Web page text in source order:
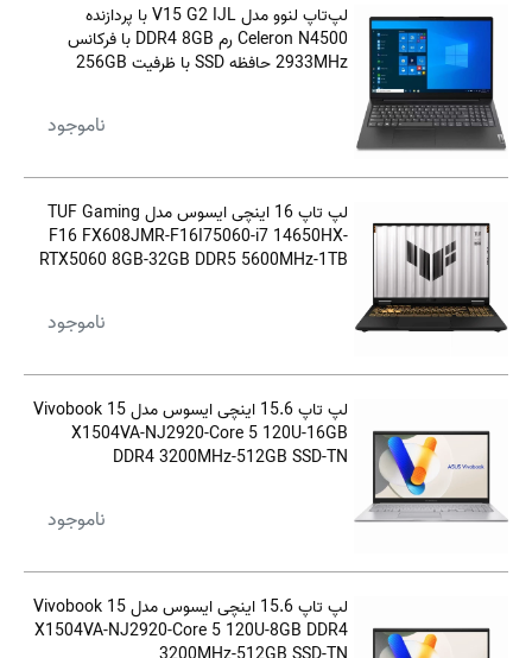
لپ‌تاپ لنوو مدل V15 G2 IJL با پردازنده
Celeron N4500 رم DDR4 8GB با فرکانس
2933MHz حافظه SSD با ظرفیت 256GB
ناموجود
لپ تاپ 16 اینچی ایسوس مدل TUF Gaming
F16 FX608JMR-F16I75060-i7 14650HX-
RTX5060 8GB-32GB DDR5 5600MHz-1TB
ناموجود
لپ تاپ 15.6 اینچی ایسوس مدل Vivobook 15
X1504VA-NJ2920-Core 5 120U-16GB
DDR4 3200MHz-512GB SSD-TN
ناموجود
لپ تاپ 15.6 اینچی ایسوس مدل Vivobook 15
X1504VA-NJ2920-Core 5 120U-8GB DDR4